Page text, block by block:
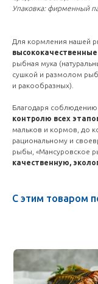
Упаковка: фирменный
Для кормления нашей
рыбная мука
сушкой и размолом
и ракообразных).
Благодаря соблюдению
контролю всех
мальков и кормов, до
рациональному и
рыбы, «Мансуровское
качественную,
С этим товаром